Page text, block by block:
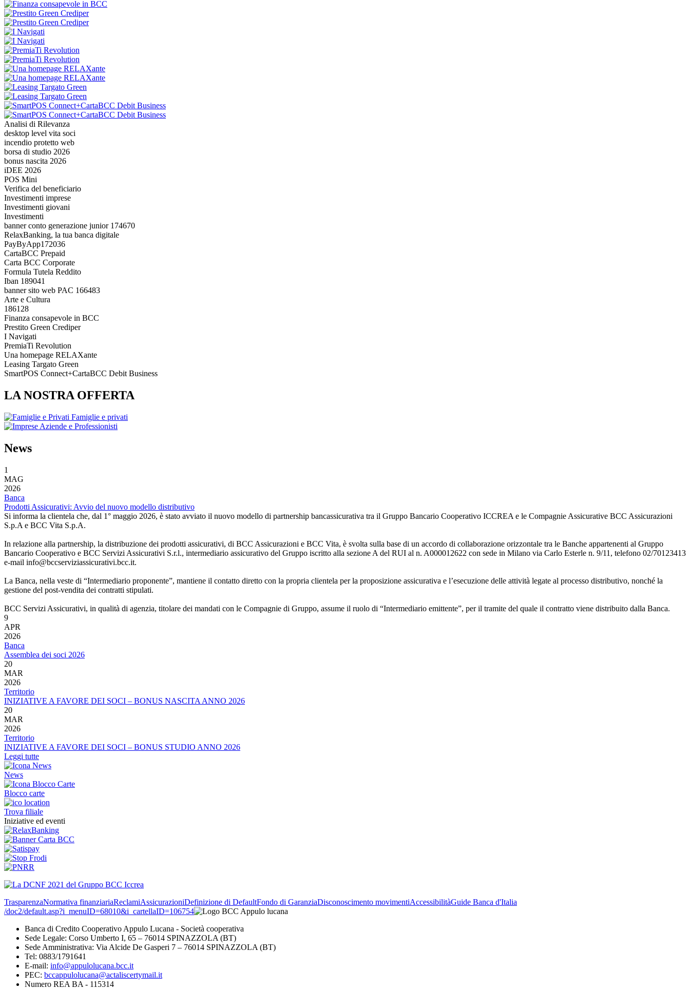
Analisi di Rilevanza
desktop level vita soci
incendio protetto web
borsa di studio 2026
bonus nascita 2026
iDEE 2026
POS Mini
Verifica del beneficiario
Investimenti imprese
Investimenti giovani
Investimenti
banner conto generazione junior 174670
RelaxBanking, la tua banca digitale
PayByApp172036
CartaBCC Prepaid
Carta BCC Corporate
Formula Tutela Reddito
Iban 189041
banner sito web PAC 166483
Arte e Cultura
186128
Finanza consapevole in BCC
Prestito Green Crediper
I Navigati
PremiaTi Revolution
Una homepage RELAXante
Leasing Targato Green
SmartPOS Connect+CartaBCC Debit Business
LA NOSTRA OFFERTA
Famiglie e privati
Aziende e Professionisti
News
1
MAG
2026
Banca
Prodotti Assicurativi: Avvio del nuovo modello distributivo
Si informa la clientela che, dal 1° maggio 2026, è stato avviato il nuovo modello di partnership bancassicurativa tra il Gruppo Bancario Cooperativo ICCREA e le Compagnie Assicurative BCC Assicurazioni
S.p.A e BCC Vita S.p.A.
In relazione alla partnership, la distribuzione dei prodotti assicurativi, di BCC Assicurazioni e BCC Vita, è svolta sulla base di un accordo di collaborazione orizzontale tra le Banche appartenenti al Gruppo
Bancario Cooperativo e BCC Servizi Assicurativi S.r.l., intermediario assicurativo del Gruppo iscritto alla sezione A del RUI al n. A000012622 con sede in Milano via Carlo Esterle n. 9/11, telefono 02/70123413
e-mail info@bccserviziassicurativi.bcc.it.
La Banca, nella veste di “Intermediario proponente”, mantiene il contatto diretto con la propria clientela per la proposizione assicurativa e l’esecuzione delle attività legate al processo distributivo, nonché la
gestione del post-vendita dei contratti stipulati.
BCC Servizi Assicurativi, in qualità di agenzia, titolare dei mandati con le Compagnie di Gruppo, assume il ruolo di “Intermediario emittente”, per il tramite del quale il contratto viene distribuito dalla Banca.
9
APR
2026
Banca
Assemblea dei soci 2026
20
MAR
2026
Territorio
INIZIATIVE A FAVORE DEI SOCI – BONUS NASCITA ANNO 2026
20
MAR
2026
Territorio
INIZIATIVE A FAVORE DEI SOCI – BONUS STUDIO ANNO 2026
Leggi tutte
News
Blocco carte
Trova filiale
Iniziative ed eventi
TrasparenzaNormativa finanziariaReclamiAssicurazioniDefinizione di DefaultFondo di GaranziaDisconoscimento movimentiAccessibilitàGuide Banca d'Italia
/doc2/default.asp?i_menuID=68010&i_cartellaID=106754
Banca di Credito Cooperativo Appulo Lucana - Società cooperativa
Sede Legale: Corso Umberto I, 65 – 76014 SPINAZZOLA (BT)
Sede Amministrativa: Via Alcide De Gasperi 7 – 76014 SPINAZZOLA (BT)
Tel: 0883/1791641
E-mail: info@appulolucana.bcc.it
PEC: bccappulolucana@actaliscertymail.it
Numero REA BA - 115314